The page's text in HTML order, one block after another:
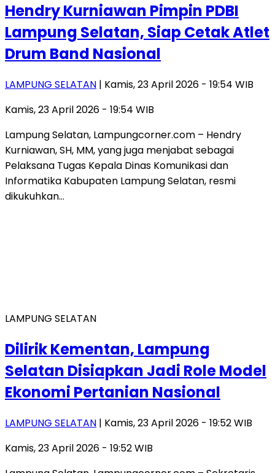
Hendry Kurniawan Pimpin PDBI
Lampung Selatan, Siap Cetak Atlet
Drum Band Nasional
LAMPUNG SELATAN | Kamis, 23 April 2026 - 19:54 WIB
Kamis, 23 April 2026 - 19:54 WIB
Lampung Selatan, Lampungcorner.com – Hendry
Kurniawan, SH, MM, yang juga menjabat sebagai
Pelaksana Tugas Kepala Dinas Komunikasi dan
Informatika Kabupaten Lampung Selatan, resmi
dikukuhkan…
LAMPUNG SELATAN
Dilirik Kementan, Lampung
Selatan Disiapkan Jadi Role Model
Ekonomi Pertanian Nasional
LAMPUNG SELATAN | Kamis, 23 April 2026 - 19:52 WIB
Kamis, 23 April 2026 - 19:52 WIB